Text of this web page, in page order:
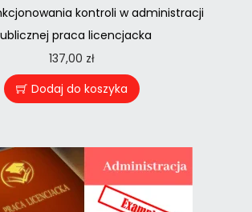
kontroli w administracji
praca licencjacka
137,00 zł
Dodaj do koszyka